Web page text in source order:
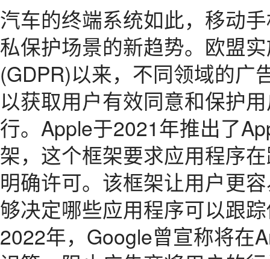
汽车的终端系统如此，移动
私保护场景的新趋势。欧盟
(GDPR)以来，不同领域的广
以获取用户有效同意和保护
行。Apple于2021年推出了
架，这个框架要求应用程序
明确许可。该框架让用户更
够决定哪些应用程序可以跟
2022年，Google曾宣称将在